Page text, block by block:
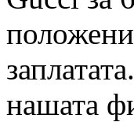
нашата